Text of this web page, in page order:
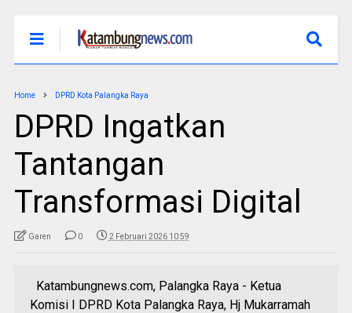
Home DPRD Kota Palangka Raya
DPRD Ingatkan
Tantangan
Transformasi Digital
Garen 0 2 Februari 2026 10:59
Katambungnews.com, Palangka Raya - Ketua
Komisi I DPRD Kota Palangka Raya, Hj Mukarramah